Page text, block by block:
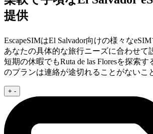
提供
EscapeSIMはEl Salvador向けの様々な
あなたの具体的な旅行ニーズに合わせて
短期の休暇でもRuta de las Floresを探索
のプランは連絡が途切れることがないこ
+ -